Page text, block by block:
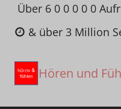
Zum
Inhalt
springen
Über 6 0 0 0 0 0
& über 3 Million
Hören und